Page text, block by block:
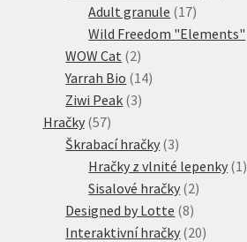
Adult granule 1717
produktů
Wild Freedom "Elements"
WOW Cat 22
produkty
Yarrah Bio 1414
Ziwi Peak 33
Hračky 5757
produktů
Škrabací hračky 33
produkty
Hračky z vlnité lepenky 1 1
Sisalové hračky 22
Designed by Lotte 88
produktů
Interaktivní hračky 2020